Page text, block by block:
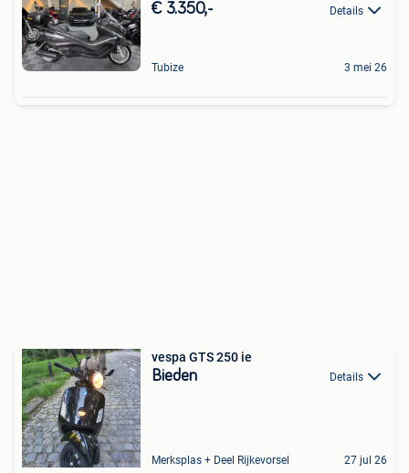
€ 3.350,- Details
Tubize 3 mei 26
vespa GTS 250 ie
Bieden Details
Merksplas + Deel Rijkevorsel 27 jul 26